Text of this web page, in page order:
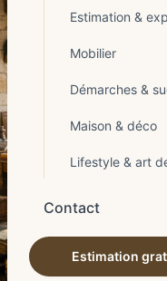
Estimation &
Mobilier
Démarches &
Maison & déco
Lifestyle & art
Contact
Estimation